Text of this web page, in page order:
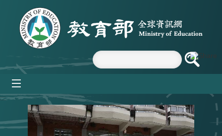
跳到主要內容區塊
:::